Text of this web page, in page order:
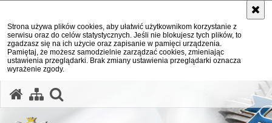
Strona używa plików cookies, aby ułatwić użytkownikom korzystanie z
serwisu oraz do celów statystycznych. Jeśli nie blokujesz tych plików, to
zgadzasz się na ich użycie oraz zapisanie w pamięci urządzenia.
Pamiętaj, że możesz samodzielnie zarządzać cookies, zmieniając
ustawienia przeglądarki. Brak zmiany ustawienia przeglądarki oznacza
wyrażenie zgody.